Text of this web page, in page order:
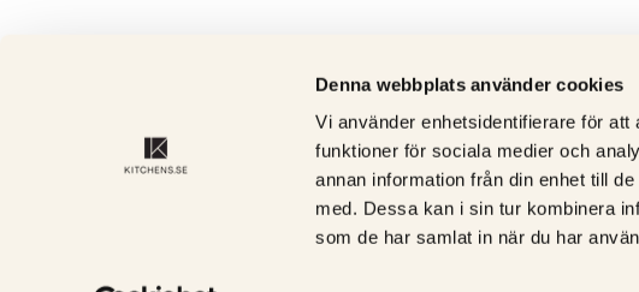
Denna webbplats använder cookies
Vi använder enhetsidentifierare för
funktioner för sociala medier och
annan information från din enhet till
med. Dessa kan i sin tur kombinera
som de har samlat in när du har